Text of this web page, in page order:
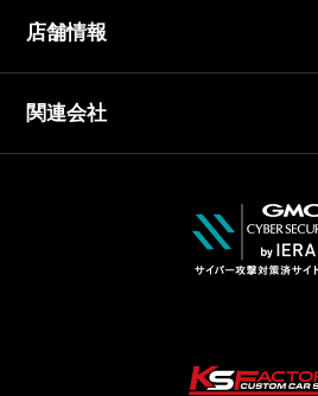
店舗情報
関連会社